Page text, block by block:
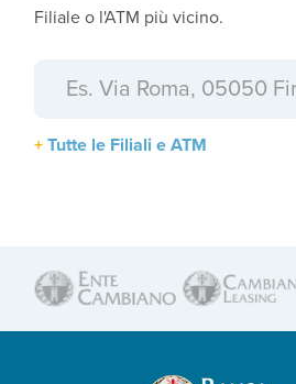
Filiale o l'ATM più vicino.
Tutte le Filiali e ATM